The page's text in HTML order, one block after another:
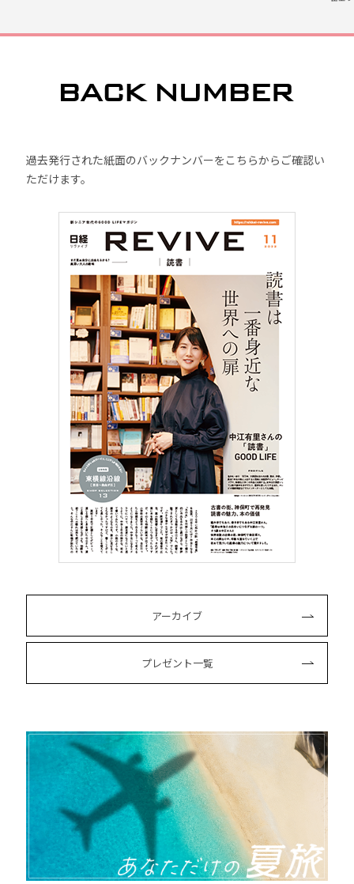
過去発行された紙面のバックナンバーをこちらからご確認い
ただけます。
アーカイブ
プレゼント一覧